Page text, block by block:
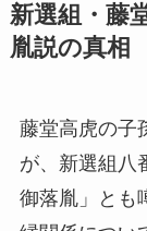
新選組・藤
胤説の真相
藤堂高虎の子
が、新選組八
御落胤」とも